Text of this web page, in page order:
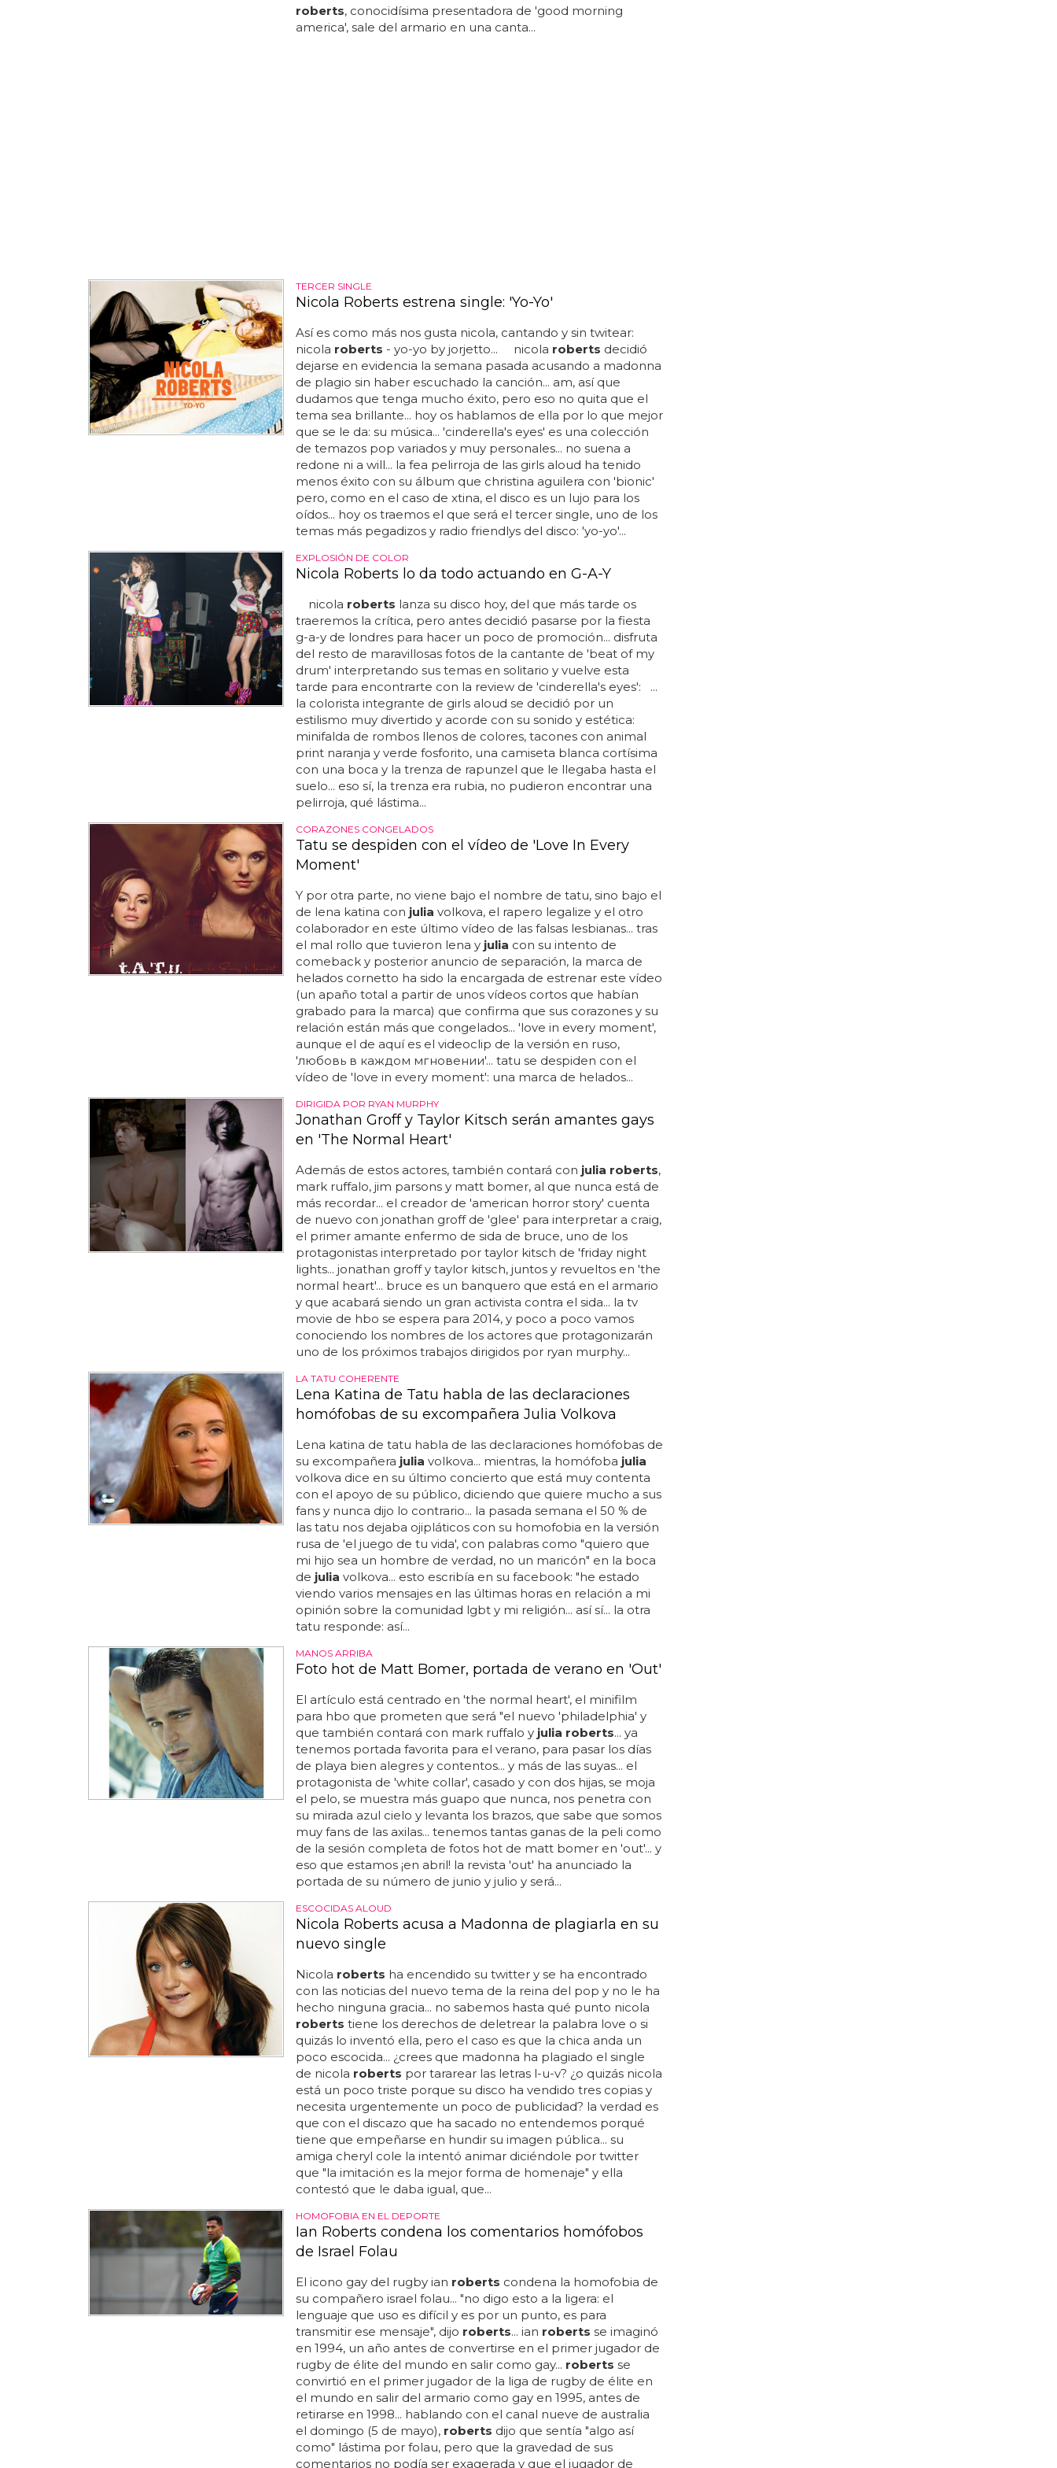
roberts, conocidísima presentadora de 'good morning
america', sale del armario en una canta...
TERCER SINGLE
Nicola Roberts estrena single: 'Yo-Yo'
Así es como más nos gusta nicola, cantando y sin twitear:
nicola roberts - yo-yo by jorjetto... nicola roberts decidió
dejarse en evidencia la semana pasada acusando a madonna
de plagio sin haber escuchado la canción... am, así que
dudamos que tenga mucho éxito, pero eso no quita que el
tema sea brillante... hoy os hablamos de ella por lo que mejor
que se le da: su música... 'cinderella's eyes' es una colección
de temazos pop variados y muy personales... no suena a
redone ni a will... la fea pelirroja de las girls aloud ha tenido
menos éxito con su álbum que christina aguilera con 'bionic'
pero, como en el caso de xtina, el disco es un lujo para los
oídos... hoy os traemos el que será el tercer single, uno de los
temas más pegadizos y radio friendlys del disco: 'yo-yo'...
EXPLOSIÓN DE COLOR
Nicola Roberts lo da todo actuando en G-A-Y
nicola roberts lanza su disco hoy, del que más tarde os
traeremos la crítica, pero antes decidió pasarse por la fiesta
g-a-y de londres para hacer un poco de promoción... disfruta
del resto de maravillosas fotos de la cantante de 'beat of my
drum' interpretando sus temas en solitario y vuelve esta
tarde para encontrarte con la review de 'cinderella's eyes': ...
la colorista integrante de girls aloud se decidió por un
estilismo muy divertido y acorde con su sonido y estética:
minifalda de rombos llenos de colores, tacones con animal
print naranja y verde fosforito, una camiseta blanca cortísima
con una boca y la trenza de rapunzel que le llegaba hasta el
suelo... eso sí, la trenza era rubia, no pudieron encontrar una
pelirroja, qué lástima...
CORAZONES CONGELADOS
Tatu se despiden con el vídeo de 'Love In Every
Moment'
Y por otra parte, no viene bajo el nombre de tatu, sino bajo el
de lena katina con julia volkova, el rapero legalize y el otro
colaborador en este último vídeo de las falsas lesbianas... tras
el mal rollo que tuvieron lena y julia con su intento de
comeback y posterior anuncio de separación, la marca de
helados cornetto ha sido la encargada de estrenar este vídeo
(un apaño total a partir de unos vídeos cortos que habían
grabado para la marca) que confirma que sus corazones y su
relación están más que congelados... 'love in every moment',
aunque el de aquí es el videoclip de la versión en ruso,
'любовь в каждом мгновении'... tatu se despiden con el
vídeo de 'love in every moment': una marca de helados...
DIRIGIDA POR RYAN MURPHY
Jonathan Groff y Taylor Kitsch serán amantes gays
en 'The Normal Heart'
Además de estos actores, también contará con julia roberts,
mark ruffalo, jim parsons y matt bomer, al que nunca está de
más recordar... el creador de 'american horror story' cuenta
de nuevo con jonathan groff de 'glee' para interpretar a craig,
el primer amante enfermo de sida de bruce, uno de los
protagonistas interpretado por taylor kitsch de 'friday night
lights... jonathan groff y taylor kitsch, juntos y revueltos en 'the
normal heart'... bruce es un banquero que está en el armario
y que acabará siendo un gran activista contra el sida... la tv
movie de hbo se espera para 2014, y poco a poco vamos
conociendo los nombres de los actores que protagonizarán
uno de los próximos trabajos dirigidos por ryan murphy...
LA TATU COHERENTE
Lena Katina de Tatu habla de las declaraciones
homófobas de su excompañera Julia Volkova
Lena katina de tatu habla de las declaraciones homófobas de
su excompañera julia volkova... mientras, la homófoba julia
volkova dice en su último concierto que está muy contenta
con el apoyo de su público, diciendo que quiere mucho a sus
fans y nunca dijo lo contrario... la pasada semana el 50 % de
las tatu nos dejaba ojipláticos con su homofobia en la versión
rusa de 'el juego de tu vida', con palabras como "quiero que
mi hijo sea un hombre de verdad, no un maricón" en la boca
de julia volkova... esto escribía en su facebook: "he estado
viendo varios mensajes en las últimas horas en relación a mi
opinión sobre la comunidad lgbt y mi religión... así sí... la otra
tatu responde: así...
MANOS ARRIBA
Foto hot de Matt Bomer, portada de verano en 'Out'
El artículo está centrado en 'the normal heart', el minifilm
para hbo que prometen que será "el nuevo 'philadelphia' y
que también contará con mark ruffalo y julia roberts... ya
tenemos portada favorita para el verano, para pasar los días
de playa bien alegres y contentos... y más de las suyas... el
protagonista de 'white collar', casado y con dos hijas, se moja
el pelo, se muestra más guapo que nunca, nos penetra con
su mirada azul cielo y levanta los brazos, que sabe que somos
muy fans de las axilas... tenemos tantas ganas de la peli como
de la sesión completa de fotos hot de matt bomer en 'out'... y
eso que estamos ¡en abril! la revista 'out' ha anunciado la
portada de su número de junio y julio y será...
ESCOCIDAS ALOUD
Nicola Roberts acusa a Madonna de plagiarla en su
nuevo single
Nicola roberts ha encendido su twitter y se ha encontrado
con las noticias del nuevo tema de la reina del pop y no le ha
hecho ninguna gracia... no sabemos hasta qué punto nicola
roberts tiene los derechos de deletrear la palabra love o si
quizás lo inventó ella, pero el caso es que la chica anda un
poco escocida... ¿crees que madonna ha plagiado el single
de nicola roberts por tararear las letras l-u-v? ¿o quizás nicola
está un poco triste porque su disco ha vendido tres copias y
necesita urgentemente un poco de publicidad? la verdad es
que con el discazo que ha sacado no entendemos porqué
tiene que empeñarse en hundir su imagen pública... su
amiga cheryl cole la intentó animar diciéndole por twitter
que "la imitación es la mejor forma de homenaje" y ella
contestó que le daba igual, que...
HOMOFOBIA EN EL DEPORTE
Ian Roberts condena los comentarios homófobos
de Israel Folau
El icono gay del rugby ian roberts condena la homofobia de
su compañero israel folau... "no digo esto a la ligera: el
lenguaje que uso es difícil y es por un punto, es para
transmitir ese mensaje", dijo roberts... ian roberts se imaginó
en 1994, un año antes de convertirse en el primer jugador de
rugby de élite del mundo en salir como gay... roberts se
convirtió en el primer jugador de la liga de rugby de élite en
el mundo en salir del armario como gay en 1995, antes de
retirarse en 1998... hablando con el canal nueve de australia
el domingo (5 de mayo), roberts dijo que sentía "algo así
como" lástima por folau, pero que la gravedad de sus
comentarios no podía ser exagerada y que el jugador de